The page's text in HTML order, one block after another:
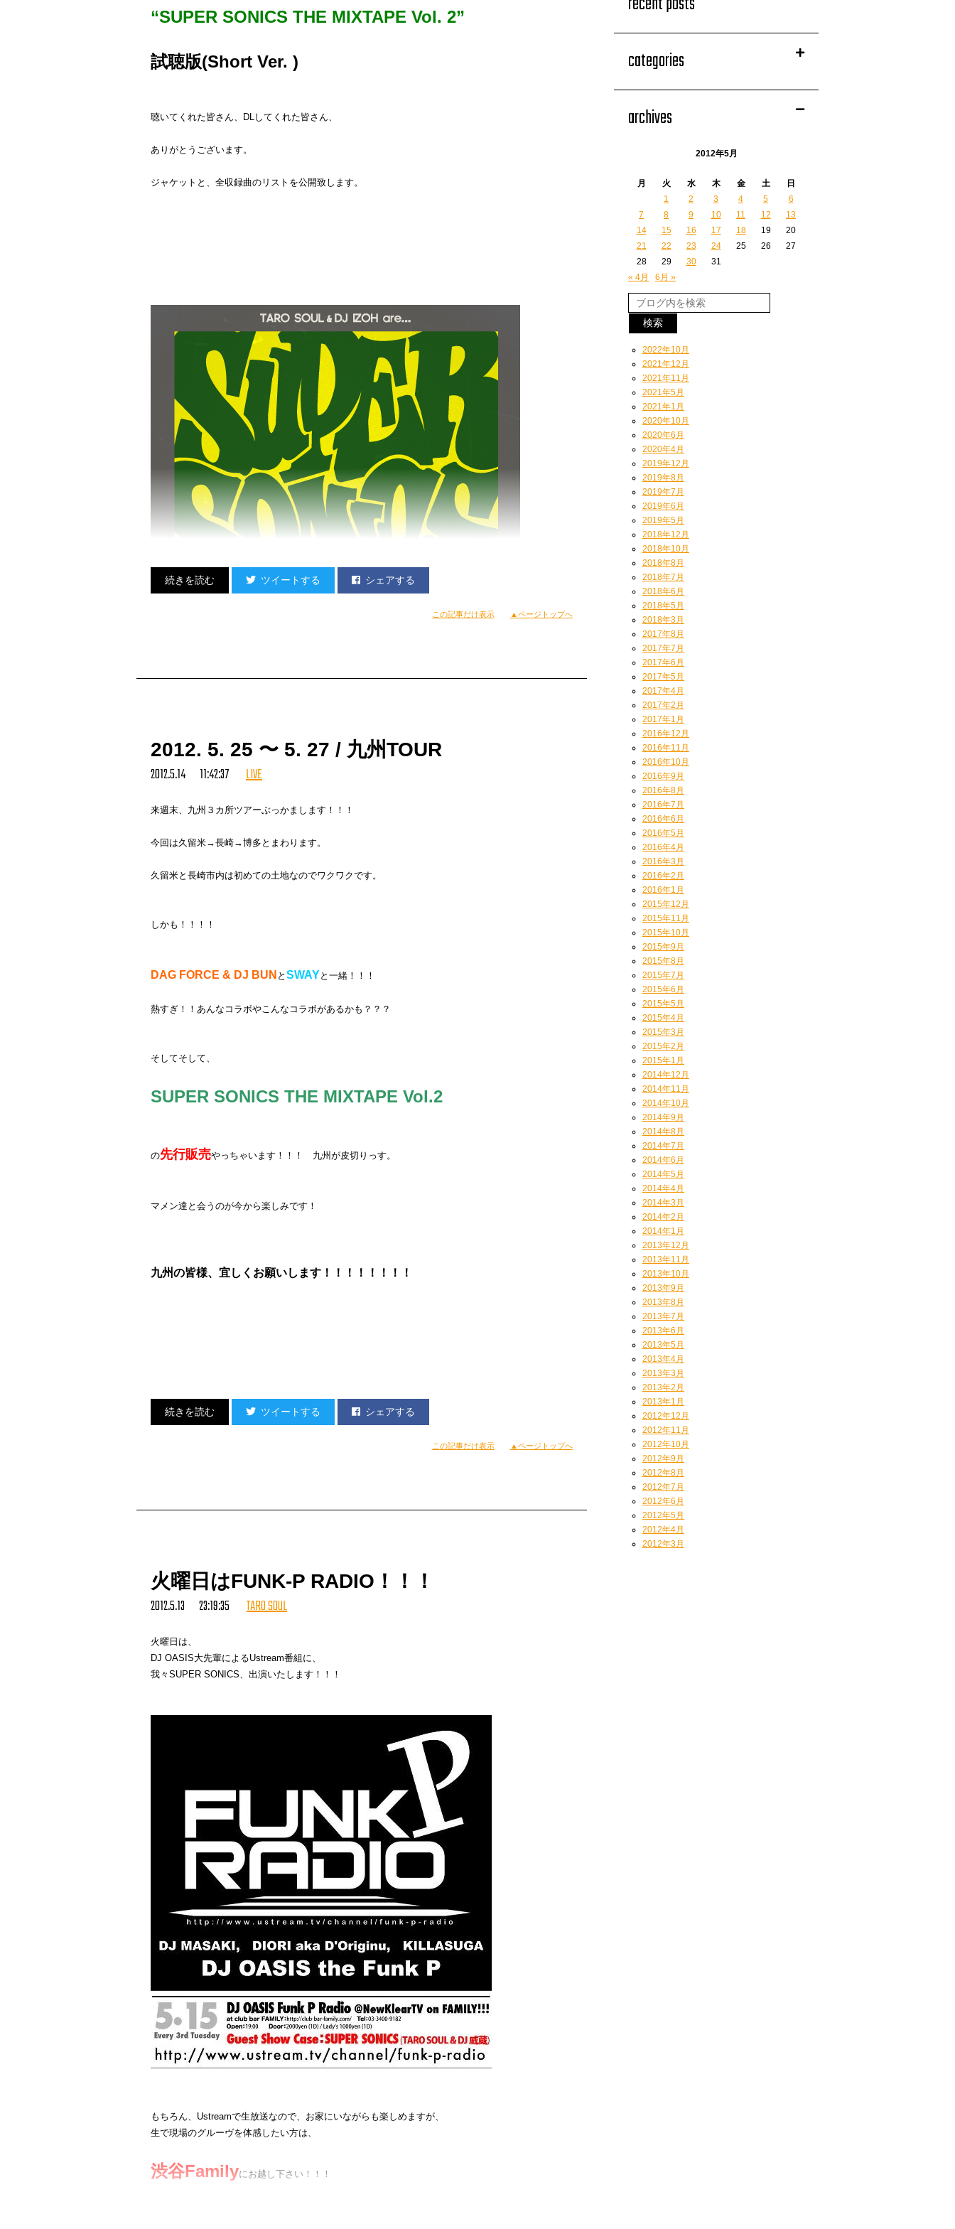
“SUPER SONICS THE MIXTAPE Vol. 2”
試聴版(Short Ver. )
聴いてくれた皆さん、DLしてくれた皆さん、
ありがとうございます。
ジャケットと、全収録曲のリストを公開致します。
03. It’s Okay (One Blood) feat. Junior Reid / The Game
04. The One (beat jack) / SUPER SONICS
06. Count Down / Beyonce
08. I Can / Nas
10. Impeach The President / The Honey Drippers
13. E.V.A. (Fatboy Slim Remix) / Jean Jacques Perrey
17. Rack City – Terrace Martin Jazz mix (beat jack) / SUPER SONICS
19. Hip Hop feat. Drag-On / Swizz Beatz
22. Superthug (beat jack) / SUPER SONICS
24. Do It Big (R.I.P. Big Pun) feat. Big Pun/Cassidy
27. Niggas in Paris / Jay-Z & Kanye West
28. Racks feat. Future /YC
31. Roll It Light It feat. Rusko /Cypress Hill
35. Oh My God (OMGMGK) feat.Machine Gun Kelly / The Madden Brothers
*01. Produced by
SHIMI from BUZZER BEATS
**40. Produced byCHIVA from BUZZER BEATS / The 3 Systems
今回、多くのアーティスト達に、シャウトをいただきました。
この場を借りて。
Special Thanks:
AKLO, ANARCHY, DJ 8MAN, DJ SN-Z, DJ TY-KOH, I.S.O.P., Jay-Z,
LIL SHIMI, MACCHO, Rhyme Boya, SHEEF THE 3RD, SKY-HI, SWAY, T.O.P.,
をチェック出来てない方は、もう、
■ firestorage
http://xfs.jp/oTdk0
http://xfs.jp/6wrqU
・http://xfs.jp/wRMHP
http://xfs.jp/h5yo7
・ http://xfs.jp/2r0WW
■ SoundCloud
ツイートする シェアする
この記事だけ表示 ▲ページトップへ
2012. 5. 25 〜 5. 27 / 九州TOUR
2012.5.14 11:42:37 LIVE
来週末、九州３カ所ツアーぶっかまします！！！
今回は久留米→長崎→博多とまわります。
久留米と長崎市内は初めての土地なのでワクワクです。
しかも！！！！
DAG FORCE & DJ BUN と SWAYと一緒！！！
熱すぎ！！あんなコラボやこんなコラボがあるかも？？？
そしてそして、
SUPER SONICS THE MIXTAPE Vol.2
の先行販売やっちゃいます！！！ 九州が皮切りっす。
マメン達と会うのが今から楽しみです！
九州の皆様、宜しくお願いします！！！！！！！！
2012. 5. 25. Fri
GUEST
SUPER SONICS(TAROSOUL/DJ 威蔵)
DAGFORCE/ DJBUN
Sway
Ajisai Entertainment Presents
CHAIN REACTION – 2nd Anniversary Special – @ 長崎Bar Rabano
ツイートする シェアする
この記事だけ表示 ▲ページトップへ
火曜日はFUNK-P RADIO！！！
2012.5.13 23:19:35 TARO SOUL
火曜日は、
DJ OASIS大先輩によるUstream番組に、
我々SUPER SONICS、出演いたします！！！
もちろん、Ustreamで生放送なので、お家にいながらも楽しめますが、
生で現場のグルーヴを体感したい方は、
渋谷Familyにお越し下さい！！！
categories
archives
2012年5月
月 火 水 木 金 土
日
1
2 3 4 5
6
7
8 9 10 11 12
13
14
15 16 17 18 19
20
21
22 23 24 25 26
27
28
29 30
31
« 4月
6月 »
2022年10月
2021年12月
2021年11月
2021年5月
2021年1月
2020年10月
2020年6月
2020年4月
2019年12月
2019年8月
2019年7月
2019年6月
2019年5月
2018年12月
2018年10月
2018年8月
2018年7月
2018年6月
2018年5月
2018年3月
2017年8月
2017年7月
2017年6月
2017年5月
2017年4月
2017年2月
2017年1月
2016年12月
2016年11月
2016年10月
2016年9月
2016年8月
2016年7月
2016年6月
2016年5月
2016年4月
2016年3月
2016年2月
2016年1月
2015年12月
2015年11月
2015年10月
2015年9月
2015年8月
2015年7月
2015年6月
2015年5月
2015年4月
2015年3月
2015年2月
2015年1月
2014年12月
2014年11月
2014年10月
2014年9月
2014年8月
2014年7月
2014年6月
2014年5月
2014年4月
2014年3月
2014年2月
2014年1月
2013年12月
2013年11月
2013年10月
2013年9月
2013年8月
2013年7月
2013年6月
2013年5月
2013年4月
2013年3月
2013年2月
2013年1月
2012年12月
2012年11月
2012年10月
2012年9月
2012年8月
2012年7月
2012年6月
2012年5月
2012年4月
2012年3月